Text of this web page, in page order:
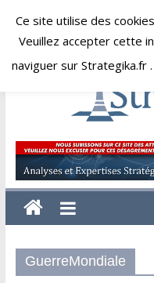
Skip
Expertise
et
Analyses
GuerreMondiale
Ce site utilise des
Veuillez accepter cette
naviguer sur Strategika.fr .